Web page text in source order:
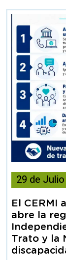
noticia
Articulo
29 de Julio
El CERMI
abre la
Trato y la